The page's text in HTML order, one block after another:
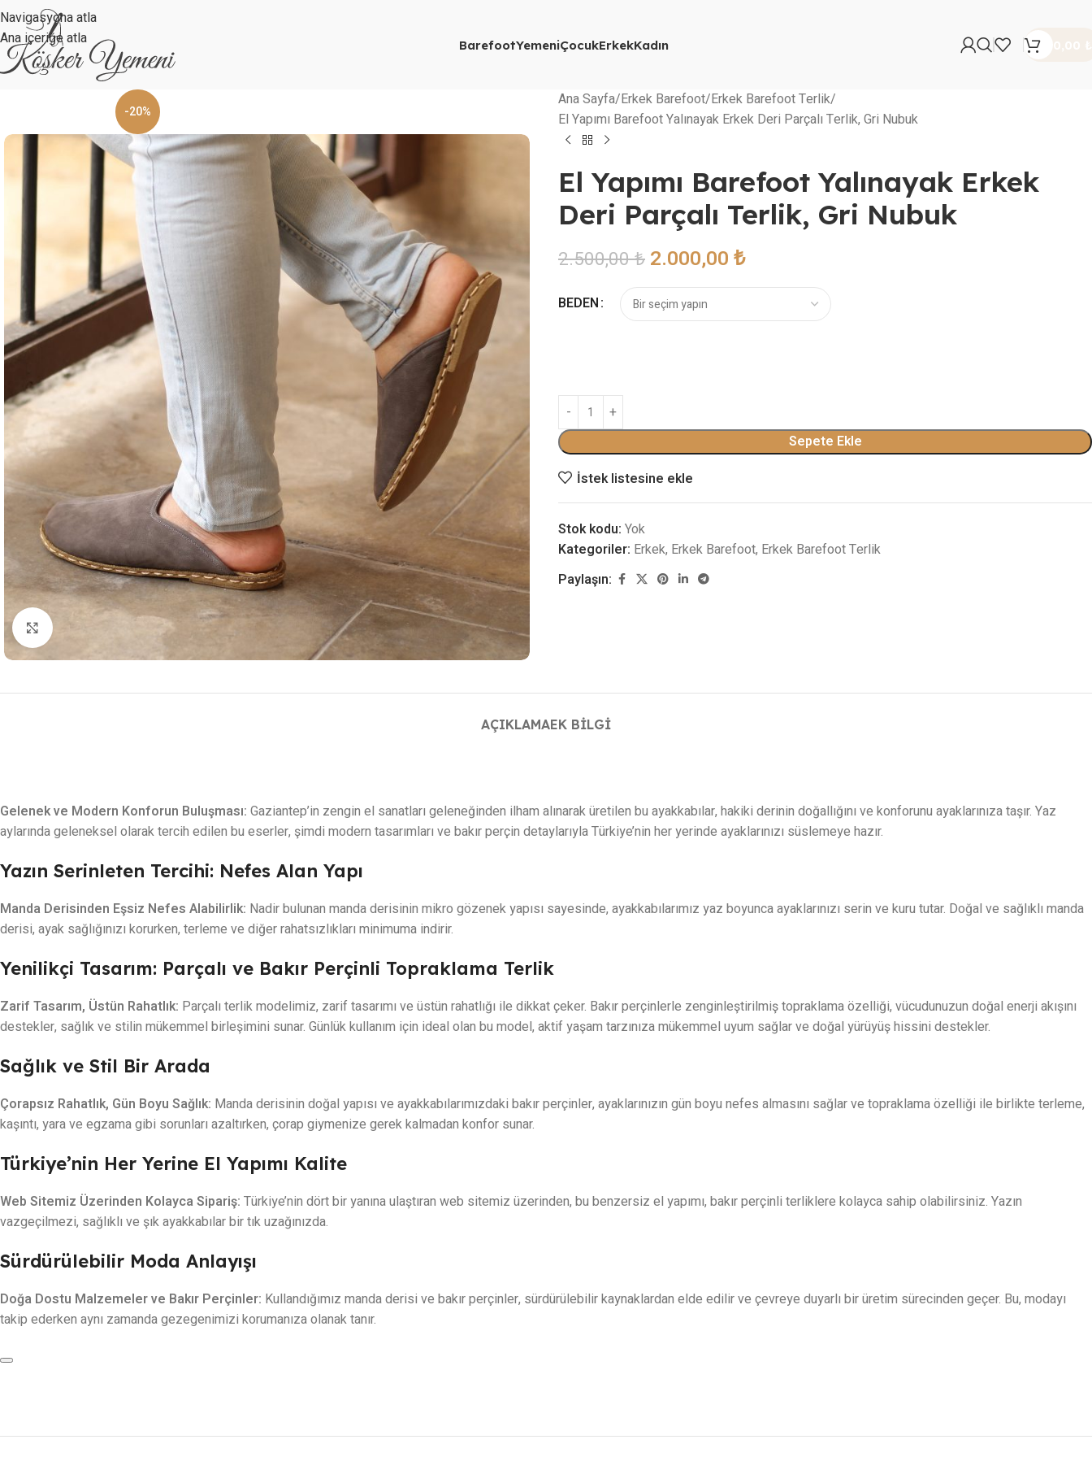
Navigasyona atla
Ana içeriğe atla
BarefootYemeniÇocukErkekKadın
-20%
Resmi büyütmek için tıklayın
Ana Sayfa Erkek Barefoot Erkek Barefoot Terlik
El Yapımı Barefoot Yalınayak Erkek Deri Parçalı Terlik, Gri Nubuk
El Yapımı Barefoot Yalınayak Erkek
Deri Parçalı Terlik, Gri Nubuk
2.500,00₺ 2.000,00₺
BEDEN
Sepete Ekle
İstek listesine ekle
Stok kodu: Yok
Kategoriler: Erkek, Erkek Barefoot, Erkek Barefoot Terlik
Paylaşın:
AÇIKLAMAEK BILGI
Gelenek ve Modern Konforun Buluşması: Gaziantep’in zengin el sanatları geleneğinden ilham alınarak üretilen bu ayakkabılar, hakiki derinin doğallığını ve konforunu ayaklarınıza taşır. Yaz
aylarında geleneksel olarak tercih edilen bu eserler, şimdi modern tasarımları ve bakır perçin detaylarıyla Türkiye’nin her yerinde ayaklarınızı süslemeye hazır.
Yazın Serinleten Tercihi: Nefes Alan Yapı
Manda Derisinden Eşsiz Nefes Alabilirlik: Nadir bulunan manda derisinin mikro gözenek yapısı sayesinde, ayakkabılarımız yaz boyunca ayaklarınızı serin ve kuru tutar. Doğal ve sağlıklı manda
derisi, ayak sağlığınızı korurken, terleme ve diğer rahatsızlıkları minimuma indirir.
Yenilikçi Tasarım: Parçalı ve Bakır Perçinli Topraklama Terlik
Zarif Tasarım, Üstün Rahatlık: Parçalı terlik modelimiz, zarif tasarımı ve üstün rahatlığı ile dikkat çeker. Bakır perçinlerle zenginleştirilmiş topraklama özelliği, vücudunuzun doğal enerji akışını
destekler, sağlık ve stilin mükemmel birleşimini sunar. Günlük kullanım için ideal olan bu model, aktif yaşam tarzınıza mükemmel uyum sağlar ve doğal yürüyüş hissini destekler.
Sağlık ve Stil Bir Arada
Çorapsız Rahatlık, Gün Boyu Sağlık: Manda derisinin doğal yapısı ve ayakkabılarımızdaki bakır perçinler, ayaklarınızın gün boyu nefes almasını sağlar ve topraklama özelliği ile birlikte terleme,
kaşıntı, yara ve egzama gibi sorunları azaltırken, çorap giymenize gerek kalmadan konfor sunar.
Türkiye’nin Her Yerine El Yapımı Kalite
Web Sitemiz Üzerinden Kolayca Sipariş: Türkiye’nin dört bir yanına ulaştıran web sitemiz üzerinden, bu benzersiz el yapımı, bakır perçinli terliklere kolayca sahip olabilirsiniz. Yazın
vazgeçilmezi, sağlıklı ve şık ayakkabılar bir tık uzağınızda.
Sürdürülebilir Moda Anlayışı
Doğa Dostu Malzemeler ve Bakır Perçinler: Kullandığımız manda derisi ve bakır perçinler, sürdürülebilir kaynaklardan elde edilir ve çevreye duyarlı bir üretim sürecinden geçer. Bu, modayı
takip ederken aynı zamanda gezegenimizi korumanıza olanak tanır.